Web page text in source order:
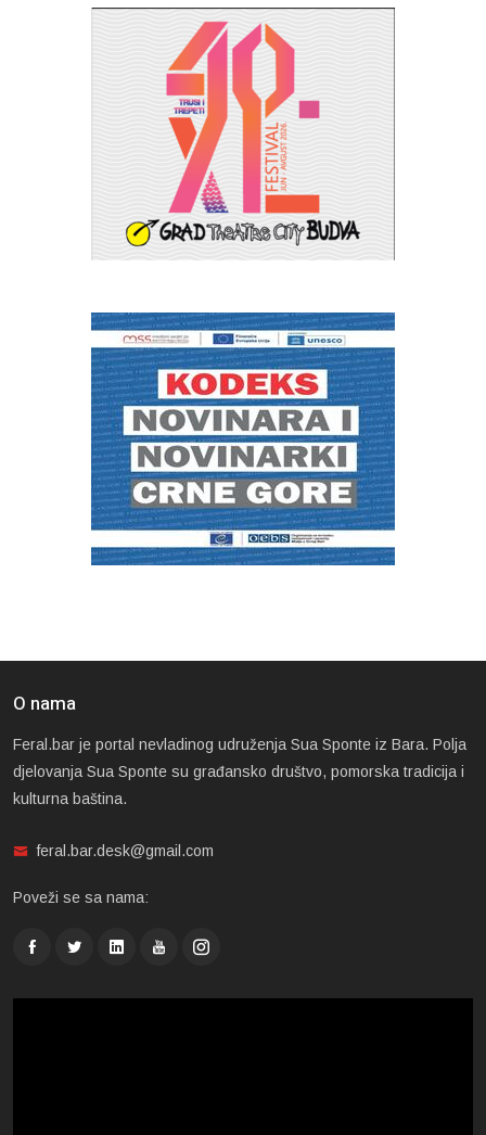
O nama
Feral.bar je portal nevladinog udruženja Sua Sponte iz Bara. Polja
djelovanja Sua Sponte su građansko društvo, pomorska tradicija i
kulturna baština.
feral.bar.desk@gmail.com
Poveži se sa nama: